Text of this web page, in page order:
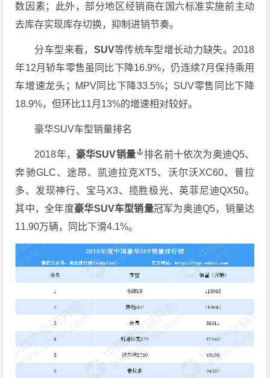
数因素；此外，部分地区经销商在国六标准实施前主动
去库存实现库存切换，抑制进销节奏。
分车型来看， SUV等传统车型增长动力缺失。2018
年12月轿车零售虽同比下降16.9%，仍连续7月保持乘用
车增速龙头；MPV同比下降33.5%；SUV零售同比下降
18.9%，但环比11月13%的增速相对较好。
豪华SUV车型销量排名
2018年， 豪华SUV销量
排名前十依次为奥迪Q5、
奔驰GLC、途昂、凯迪拉克XT5、沃尔沃XC60、普拉
多、发现神行、宝马X3、揽胜极光、英菲尼迪QX50。
其中，全年度豪华SUV车型销量冠军为奥迪Q5，销量达
11.90万辆，同比下滑4.1%。